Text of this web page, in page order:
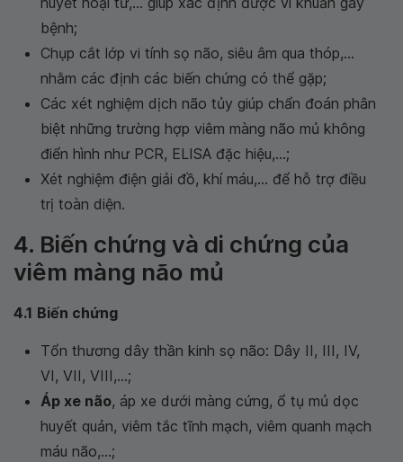
bệnh;
Chụp cắt lớp vi tính sọ não, siêu âm qua thóp,...
nhằm các định các biến chứng có thể gặp;
Các xét nghiệm dịch não tủy giúp chẩn đoán phân
biệt những trường hợp viêm màng não mủ không
điển hình như PCR, ELISA đặc hiệu,...;
Xét nghiệm điện giải đồ, khí máu,... để hỗ trợ điều
trị toàn diện.
4. Biến chứng và di chứng của
viêm màng não mủ
4.1 Biến chứng
Tổn thương dây thần kinh sọ não: Dây II, III, IV,
VI, VII, VIII,...;
Áp xe não, áp xe dưới màng cứng, ổ tụ mủ dọc
huyết quản, viêm tắc tĩnh mạch, viêm quanh mạch
máu não,...;